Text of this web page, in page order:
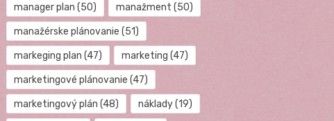
manager plan (50) manažment (50)
manažérske plánovanie (51)
markeging plan (47) marketing (47)
marketingové plánovanie (47)
marketingový plán (48) náklady(19)